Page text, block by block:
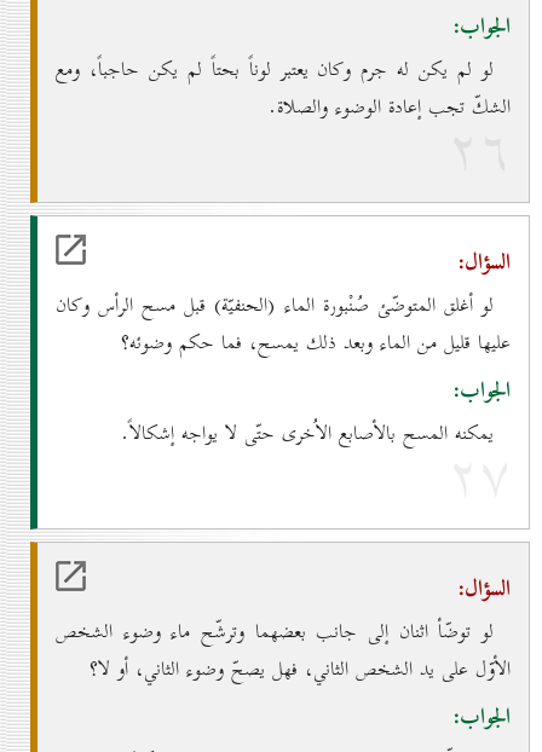
الجواب:
لو لم يكن له جرم وكان يعتبر لوناً بحتاً لم يكن حاجباً، ومع
الشكّ تجب إعادة الوضوء والصلاة.
۲٦
السؤال:
لو أغلق المتوضّئ صُنْبورة الماء (الحنفيّة) قبل مسح الرأس وكان
عليها قليل من الماء وبعد ذلك يمسح، فما حكم وضوئه؟
الجواب:
يمكنه المسح بالأصابع الاُخرى حتّى لا يواجه إشكالاً.
۲۷
السؤال:
لو توضّأ اثنان إلى جانب بعضهما وترشّح ماء وضوء الشخص
الأوّل على يد الشخص الثاني، فهل يصحّ وضوء الثاني، أو لا؟
الجواب: